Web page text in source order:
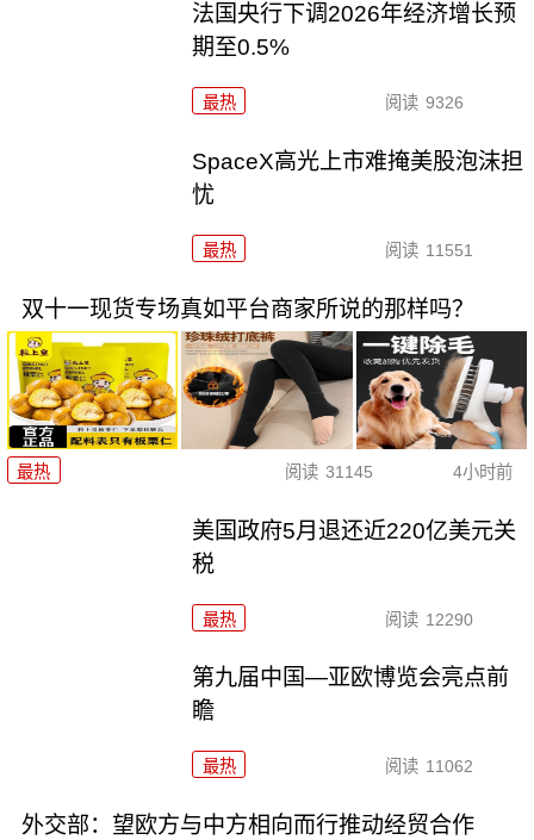
法国央行下调2026年经济增长预
期至0.5%
最热 阅读 9326
SpaceX高光上市难掩美股泡沫担
忧
最热 阅读 11551
双十一现货专场真如平台商家所说的那样吗？
最热 阅读 31145 4小时前
美国政府5月退还近220亿美元关
税
最热 阅读 12290
第九届中国—亚欧博览会亮点前
瞻
最热 阅读 11062
外交部：望欧方与中方相向而行推动经贸合作